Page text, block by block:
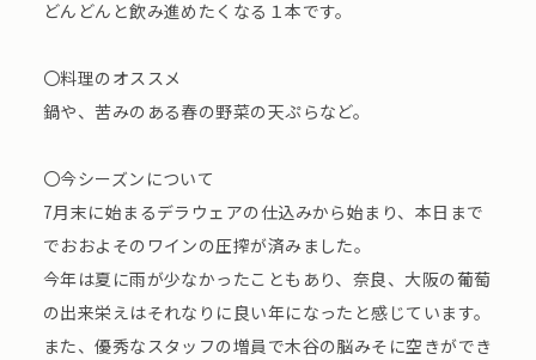
どんどんと飲み進めたくなる１本です。
〇料理のオススメ
鍋や、苦みのある春の野菜の天ぷらなど。
〇今シーズンについて
7月末に始まるデラウェアの仕込みから始まり、本日まで
でおおよそのワインの圧搾が済みました。
今年は夏に雨が少なかったこともあり、奈良、大阪の葡萄
の出来栄えはそれなりに良い年になったと感じています。
また、優秀なスタッフの増員で木谷の脳みそに空きができ